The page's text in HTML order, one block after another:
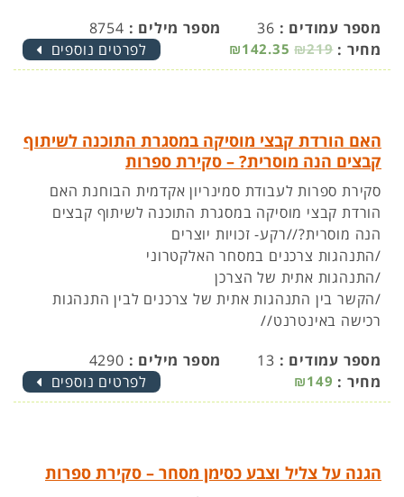
מספר עמודים : 36 מספר מילים : 8754
מחיר : ₪219
₪142.35 לפרטים נוספים
האם הורדת קבצי מוסיקה במסגרת התוכנה לשיתוף
קבצים הנה מוסרית? – סקירת ספרות
סקירת ספרות לעבודת סמינריון אקדמית הבוחנת האם
הורדת קבצי מוסיקה במסגרת התוכנה לשיתוף קבצים
הנה מוסרית?//רקע- זכויות יוצרים
/התנהגות צרכנים במסחר האלקטרוני
/התנהגות אתית של הצרכן
/הקשר בין התנהגות אתית של צרכנים לבין התנהגות
רכישה באינטרנט//
מספר עמודים : 13 מספר מילים : 4290
מחיר : ₪149 לפרטים נוספים
הגנה על צליל וצבע כסימן מסחר – סקירת ספרות